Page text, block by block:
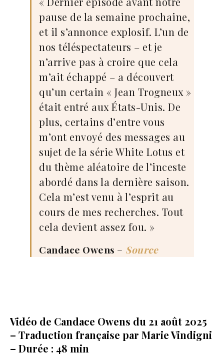
pause de la semaine prochaine,
et il s’annonce explosif. L’un de
nos téléspectateurs – et je
n’arrive pas à croire que cela
m’ait échappé – a découvert
qu’un certain « Jean Trogneux »
était entré aux États-Unis. De
plus, certains d’entre vous
m’ont envoyé des messages au
sujet de la série White Lotus et
du thème aléatoire de l’inceste
abordé dans la dernière saison.
Cela m’est venu à l’esprit au
cours de mes recherches. Tout
cela devient assez fou. »
Candace Owens – Source
Vidéo de Candace Owens du 21 août 2025
– Traduction française par Marie Vindigni
– Durée : 48 min